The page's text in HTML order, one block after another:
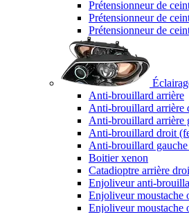
Prétensionneur de
Prétensionneur de
Prétensionneur de
Anti-brouillard arrière
Anti-brouillard arrière
Anti-brouillard arrière
Anti-brouillard droit
Anti-brouillard
Boitier xenon
Catadioptre arrière
Enjoliveur anti-
Enjoliveur moustache
Enjoliveur moustache